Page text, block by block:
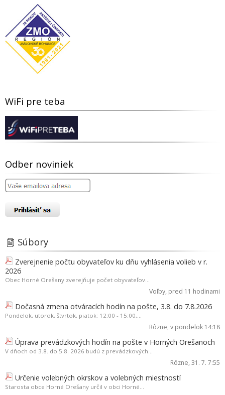
WiFi pre teba
Odber noviniek
Súbory
Zverejnenie počtu obyvateľov ku dňu vyhlásenia volieb v r.
2026
Obec Horné Orešany zverejňuje počet obyvateľov...
Voľby, pred 11 hodinami
Dočasná zmena otváracích hodín na pošte, 3.8. do 7.8.2026
Pondelok, utorok, štvrtok, piatok: 12:00 - 15:00,...
Rôzne, v pondelok 14:18
Úprava prevádzkových hodín na pošte v Horných Orešanoch
V dňoch od 3.8. do 5.8. 2026 budú z prevádzkových...
Rôzne, 31. 7. 7:55
Určenie volebných okrskov a volebných miestností
Starosta obce Horné Orešany určil v obci Horné...